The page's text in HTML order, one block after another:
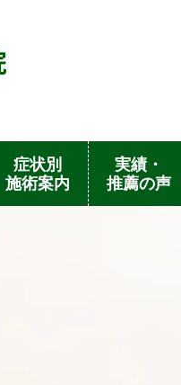
症状別
施術案内
実績・
推薦の声